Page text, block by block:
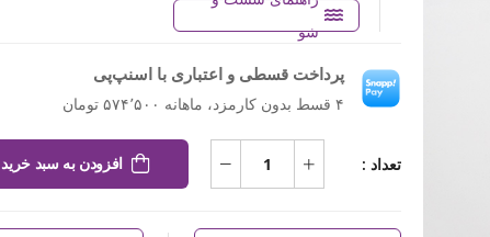
شو
پرداخت قسطی و اعتباری با اسنپ‌پی
۴ قسط بدون کارمزد، ماهانه ۵۷۴٬۵۰۰ تومان
تعداد : افزودن به سبد خرید